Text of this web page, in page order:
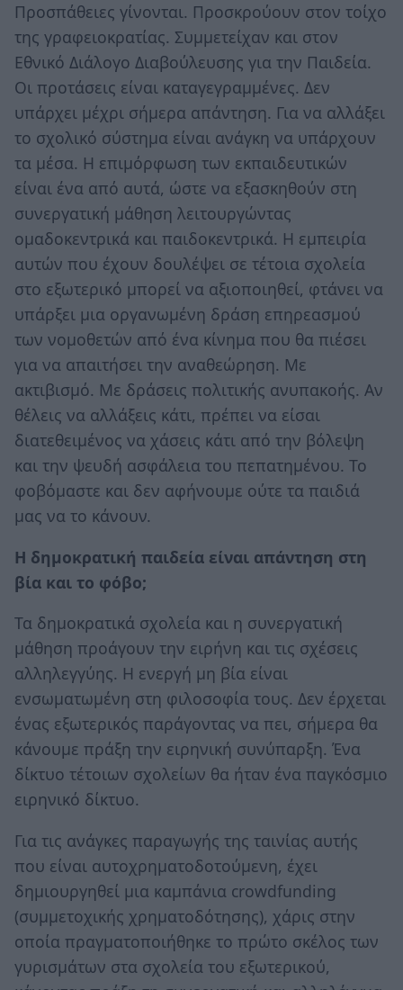
Προσπάθειες γίνονται. Προσκρούουν στον τοίχο
της γραφειοκρατίας. Συμμετείχαν και στον
Εθνικό Διάλογο Διαβούλευσης για την Παιδεία.
Οι προτάσεις είναι καταγεγραμμένες. Δεν
υπάρχει μέχρι σήμερα απάντηση. Για να αλλάξει
το σχολικό σύστημα είναι ανάγκη να υπάρχουν
τα μέσα. Η επιμόρφωση των εκπαιδευτικών
είναι ένα από αυτά, ώστε να εξασκηθούν στη
συνεργατική μάθηση λειτουργώντας
ομαδοκεντρικά και παιδοκεντρικά. Η εμπειρία
αυτών που έχουν δουλέψει σε τέτοια σχολεία
στο εξωτερικό μπορεί να αξιοποιηθεί, φτάνει να
υπάρξει μια οργανωμένη δράση επηρεασμού
των νομοθετών από ένα κίνημα που θα πιέσει
για να απαιτήσει την αναθεώρηση. Με
ακτιβισμό. Με δράσεις πολιτικής ανυπακοής. Αν
θέλεις να αλλάξεις κάτι, πρέπει να είσαι
διατεθειμένος να χάσεις κάτι από την βόλεψη
και την ψευδή ασφάλεια του πεπατημένου. Το
φοβόμαστε και δεν αφήνουμε ούτε τα παιδιά
μας να το κάνουν.
Η δημοκρατική παιδεία είναι απάντηση στη
βία και το φόβο;
Τα δημοκρατικά σχολεία και η συνεργατική
μάθηση προάγουν την ειρήνη και τις σχέσεις
αλληλεγγύης. Η ενεργή μη βία είναι
ενσωματωμένη στη φιλοσοφία τους. Δεν έρχεται
ένας εξωτερικός παράγοντας να πει, σήμερα θα
κάνουμε πράξη την ειρηνική συνύπαρξη. Ένα
δίκτυο τέτοιων σχολείων θα ήταν ένα παγκόσμιο
ειρηνικό δίκτυο.
Για τις ανάγκες παραγωγής της ταινίας αυτής
που είναι αυτοχρηματοδοτούμενη, έχει
δημιουργηθεί μια καμπάνια crowdfunding
(συμμετοχικής χρηματοδότησης), χάρις στην
οποία πραγματοποιήθηκε το πρώτο σκέλος των
γυρισμάτων στα σχολεία του εξωτερικού,